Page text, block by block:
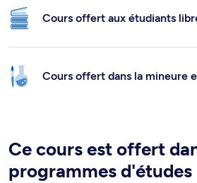
Cours offert aux étudiants
Cours offert dans la mineure
Ce cours est offert
programmes d'études